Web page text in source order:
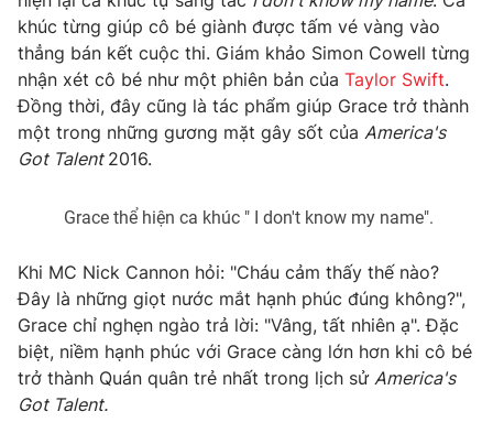
Hitech Công nghệ tương lai
Sản phẩm
Thị trường
Tư vấn
Giao lưu trực tuyến
Lịch phát sóng
Emagazine Podcast
Photo Infographic
Video Shorts video
VTV Money
khúc từng giúp cô bé giành được tấm vé vàng vào
thẳng bán kết cuộc thi. Giám khảo Simon Cowell từng
nhận xét cô bé như một phiên bản của Taylor Swift.
Đồng thời, đây cũng là tác phẩm giúp Grace trở thành
một trong những gương mặt gây sốt của America's
Got Talent 2016.
Grace thể hiện ca khúc " I don't know my name".
Khi MC Nick Cannon hỏi: "Cháu cảm thấy thế nào?
Đây là những giọt nước mắt hạnh phúc đúng không?",
Grace chỉ nghẹn ngào trả lời: "Vâng, tất nhiên ạ". Đặc
biệt, niềm hạnh phúc với Grace càng lớn hơn khi cô bé
trở thành Quán quân trẻ nhất trong lịch sử America's
Got Talent.